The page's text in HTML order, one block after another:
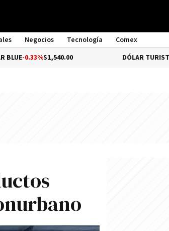
Negocios Tecnología
Comex
DÓLAR TURISTA 0.34%$1,976.00